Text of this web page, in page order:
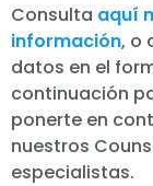
Consulta aquí
información, o
datos en el
continuación
ponerte en
nuestros
especialistas.